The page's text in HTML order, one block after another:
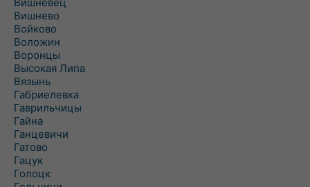
Вишнево
Войково
Воложин
Воронцы
Высокая Липа
Вязынь
Габриелевка
Гаврильчицы
Гайна
Ганцевичи
Гатово
Гацук
Голоцк